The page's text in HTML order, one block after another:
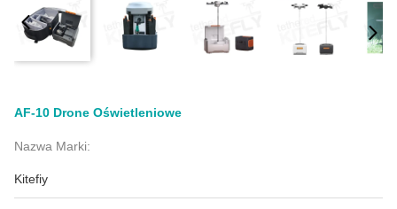
AF-10 Drone Oświetleniowe
Nazwa Marki:
Kitefiy